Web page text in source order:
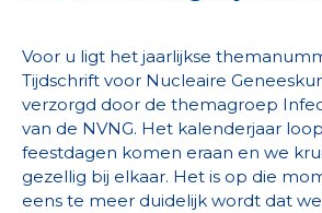
Voor u ligt het jaarlijkse
Tijdschrift voor Nucleaire
verzorgd door de themagroep
van de NVNG. Het kalenderjaar
feestdagen komen eraan en we
gezellig bij elkaar. Het is op die
eens te meer duidelijk wordt dat